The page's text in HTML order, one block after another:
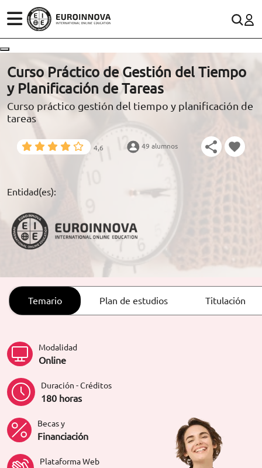
ÁREAS
ESTUDIOS
CONOCE EUROINNOVA
RECURSOS EDUCATIVOS
ARTÍCULOS
(+34)958 050 200(gratuito en España)
900 831 200
formacion@euroinnova.com
Curso Práctico de Gestión del Tiempo
y Planificación de Tareas
Curso práctico gestión del tiempo y planificación de
tareas
4,6 49 alumnos
Entidad(es):
Temario Plan de estudios Titulación
Modalidad
Online
Duración - Créditos
180 horas
Becas y
Financiación
Plataforma Web